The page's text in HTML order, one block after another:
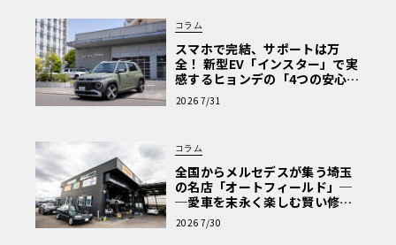
コラム
スマホで完結、サポートは万
全！ 新型EV「インスター」で実
感するヒョンデの「4つの安心」
【第1回・ヒョンデ6つの疑問：
Why? Hyundai?】〈PR〉
2026 7/31
コラム
全国からメルセデスが集う埼玉
の名店「オートフィールド」─
─愛車を末永く楽しむ賢い修理
術と、プロがフックス製オイル
を選ぶ理由〈PR〉
2026 7/30